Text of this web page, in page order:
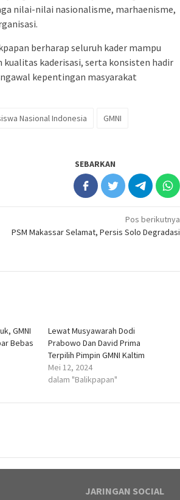
nilai-nilai nasionalisme, marhaenisme,
berharap seluruh kader mampu
kaderisasi, serta konsisten hadir
kepentingan masyarakat
Nasional Indonesia
GMNI
SEBARKAN
Pos berikutnya
PSM Makassar Selamat, Persis Solo Degradasi
GMNI
Bebas
Lewat Musyawarah Dodi
Prabowo Dan David Prima
Terpilih Pimpin GMNI Kaltim
Mei 12, 2024
dalam "Balikpapan"
JARINGAN SOCIAL